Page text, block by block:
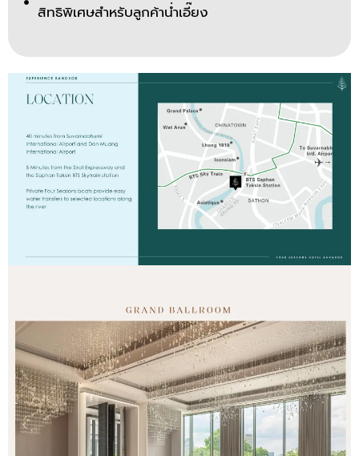
สิทธิพิเศษสำหรับลูกค้าน่ำเอี๊ยง